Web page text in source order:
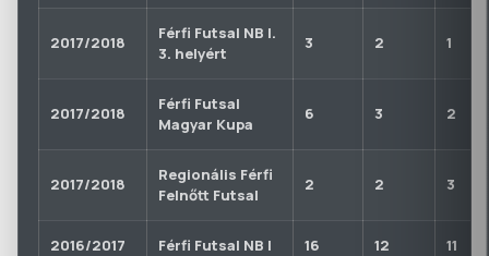
2017/2018
Férfi Futsal NB I.
3. helyért
3 2 1
2017/2018
Férfi Futsal
Magyar Kupa
6 3 2
2017/2018
Regionális Férfi
Felnőtt Futsal
2 2 3
2016/2017 Férfi Futsal NB I 16 12 11